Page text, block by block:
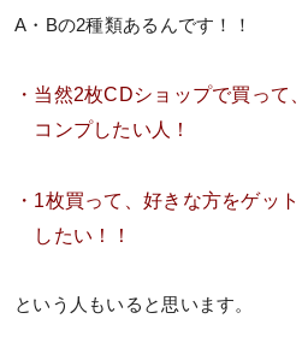
A・Bの2種類あるんです！！
・当然2枚CDショップで買って、
コンプしたい人！
・1枚買って、好きな方をゲット
したい！！
という人もいると思います。